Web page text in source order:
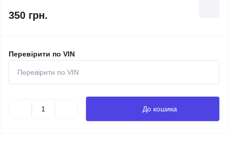
350 грн.
Перевірити по VIN
До кошика